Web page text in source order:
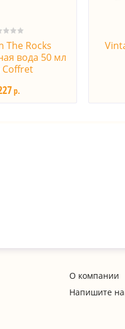
The Rocks
вода 50 мл
р.
О компании
Напишите